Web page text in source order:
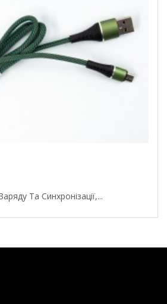
Та Синхронізації,...